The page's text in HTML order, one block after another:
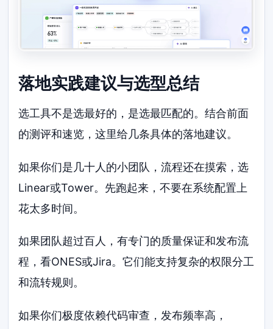
落地实践建议与选型总结
选工具不是选最好的，是选最匹配的。结合前面
的测评和速览，这里给几条具体的落地建议。
如果你们是几十人的小团队，流程还在摸索，选
Linear或Tower。先跑起来，不要在系统配置上
花太多时间。
如果团队超过百人，有专门的质量保证和发布流
程，看ONES或Jira。它们能支持复杂的权限分工
和流转规则。
如果你们极度依赖代码审查，发布频率高，